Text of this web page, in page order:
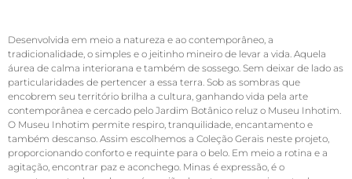
Desenvolvida em meio a natureza e ao contemporâneo, a
tradicionalidade, o simples e o jeitinho mineiro de levar a vida. Aquela
áurea de calma interiorana e também de sossego. Sem deixar de lado as
particularidades de pertencer a essa terra. Sob as sombras que
encobrem seu território brilha a cultura, ganhando vida pela arte
contemporânea e cercado pelo Jardim Botânico reluz o Museu Inhotim.
O Museu Inhotim permite respiro, tranquilidade, encantamento e
também descanso. Assim escolhemos a Coleção Gerais neste projeto,
proporcionando conforto e requinte para o belo. Em meio a rotina e a
agitação, encontrar paz e aconchego. Minas é expressão, é o